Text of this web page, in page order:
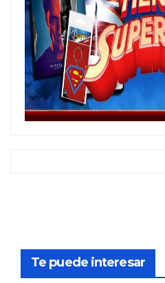
Te puede interesar